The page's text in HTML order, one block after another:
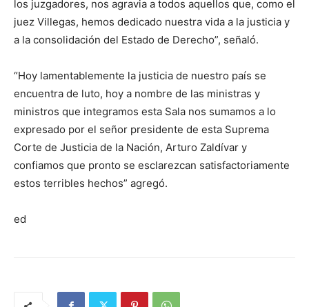
los juzgadores, nos agravia a todos aquellos que, como el
juez Villegas, hemos dedicado nuestra vida a la justicia y
a la consolidación del Estado de Derecho”, señaló.
“Hoy lamentablemente la justicia de nuestro país se
encuentra de luto, hoy a nombre de las ministras y
ministros que integramos esta Sala nos sumamos a lo
expresado por el señor presidente de esta Suprema
Corte de Justicia de la Nación, Arturo Zaldívar y
confiamos que pronto se esclarezcan satisfactoriamente
estos terribles hechos” agregó.
ed